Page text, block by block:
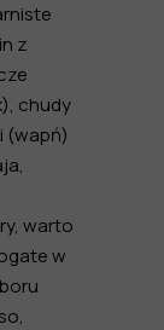
z
chudy
(wapń)
warto
w